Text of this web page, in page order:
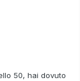
50, hai dovuto